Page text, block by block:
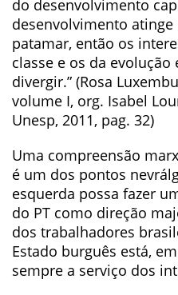
do desenvolvimento
desenvolvimento
patamar, então os
classe e os da
divergir.” (Rosa
volume I, org. Isabel
Unesp, 2011, pag. 32)
Uma compreensão
é um dos pontos
esquerda possa fazer
do PT como direção
dos trabalhadores
Estado burguês está,
sempre a serviço dos